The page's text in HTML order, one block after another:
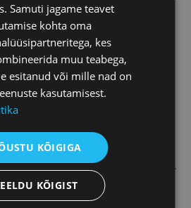
jõustumisel tuleb
käitajate ja liikuvusteenuse
taotlus
kolme kuu jooksul (eelnõu p
ehk kolmandal päeval
Hetkel ei ole teada, millal
Samuti jagame teavet
kohta oma
kes
muu teabega,
esitanud või mille nad on
kasutamisest.
KÕIGIGA
KÕIGIST